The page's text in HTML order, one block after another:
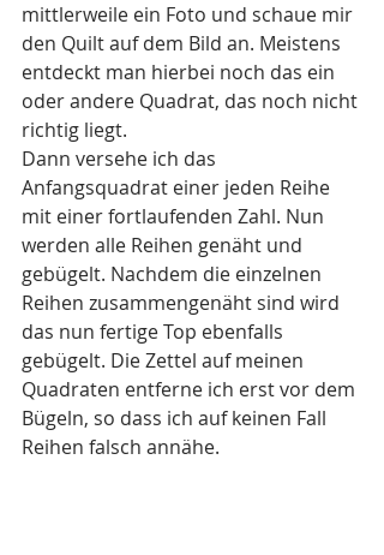
mittlerweile ein Foto und schaue mir
den Quilt auf dem Bild an. Meistens
entdeckt man hierbei noch das ein
oder andere Quadrat, das noch nicht
richtig liegt.
Dann versehe ich das
Anfangsquadrat einer jeden Reihe
mit einer fortlaufenden Zahl. Nun
werden alle Reihen genäht und
gebügelt. Nachdem die einzelnen
Reihen zusammengenäht sind wird
das nun fertige Top ebenfalls
gebügelt. Die Zettel auf meinen
Quadraten entferne ich erst vor dem
Bügeln, so dass ich auf keinen Fall
Reihen falsch annähe.